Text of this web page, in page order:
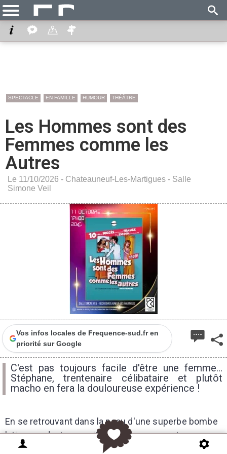
SPECTACLE EN FAMILLE HUMOUR THÉÂTRE
Les Hommes sont des
Femmes comme les
Autres
Le 11/10/2026 - Chateauneuf-Les-Martigues - Salle
Simone Veil
Vos infos locales de Frequence-sud.fr en
priorité sur Google
C'est pas toujours facile d'être une femme...
Stéphane, trentenaire célibataire et plutôt
macho en fera la douloureuse expérience !
En se retrouvant dans la peau d'une superbe bombe
latine pendant une nuit, Stéphane va se retrouver
dans un imbroglio infernal avec la belle Joanna et